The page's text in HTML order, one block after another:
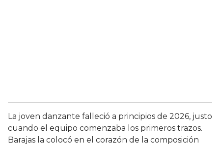
La joven danzante falleció a principios de 2026, justo
cuando el equipo comenzaba los primeros trazos.
Barajas la colocó en el corazón de la composición